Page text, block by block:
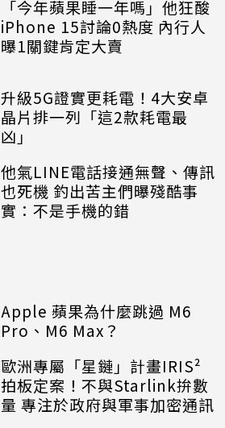
「今年蘋果睡一年嗎」他狂酸
iPhone 15討論0熱度 內行人
曝1關鍵肯定大賣
升級5G證實更耗電！4大安卓
晶片排一列「這2款耗電最
凶」
他氣LINE電話接通無聲、傳訊
也死機 釣出苦主們曝殘酷事
實：不是手機的錯
Apple 蘋果為什麼跳過 M6
Pro、M6 Max？
歐洲專屬「星鏈」計畫IRIS²
拍板定案！不與Starlink拚數
量 專注於政府與軍事加密通訊